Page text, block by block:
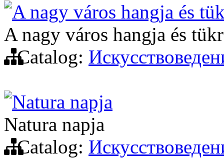
A nagy város hangja és
A nagy város hangja és
Catalog:
Natura napja
Natura napja
Catalog: